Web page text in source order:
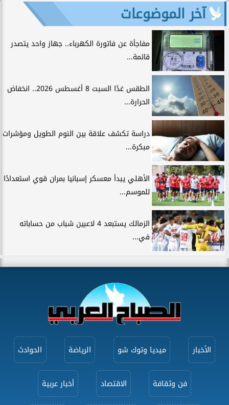
آخر الموضوعات
مفاجأة عن فاتورة الكهرباء.. جهاز واحد يتصدر
قائمة...
الطقس غدًا السبت 8 أغسطس 2026.. انخفاض
الحرارة...
دراسة تكشف علاقة بين النوم الطويل ومؤشرات
مبكرة...
الأهلي يبدأ معسكر إسبانيا بمران قوي استعدادًا
للموسم...
الزمالك يستبعد 4 لاعبين شباب من حساباته
في...
الأخبار ميديا وتوك شو الرياضة الحوادث
فن وثقافة الاقتصاد أخبار عربية